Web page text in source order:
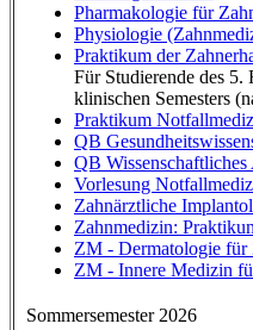
Pharmakologie für
Physiologie
Praktikum der
Für Studierende des 5.
klinischen Semesters
Praktikum
QB
QB
Vorlesung
Zahnärztliche
Zahnmedizin:
ZM - Dermatologie für
ZM - Innere Medizin
Sommersemester 2026